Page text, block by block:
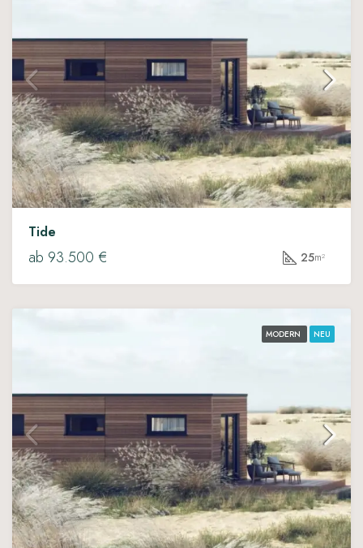
Tide
ab 93.500 € 25m²
MODERN NEU